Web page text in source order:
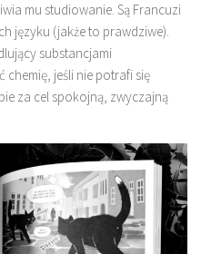
mu studiowanie. Są Francuzi
języku (jakże to prawdziwe).
substancjami
jeśli nie potrafi się
za cel spokojną, zwyczajną